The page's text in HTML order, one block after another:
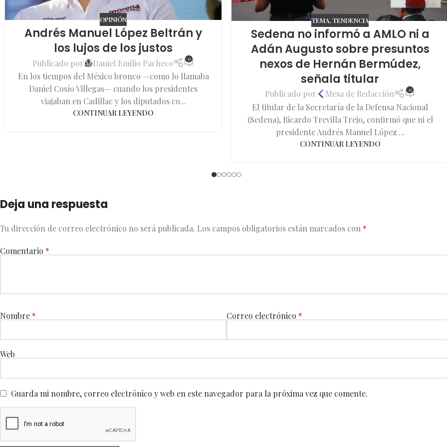
OPINIÓN
Andrés Manuel López Beltrán y
los lujos de los justos
Publicado por Daniel Emilio Pacheco 0
En los tiempos del México bronco —como lo llamaba
Daniel Cosío Villegas— cuando los presidentes
viajaban en Cadillac y los diputados co...
CONTINUAR LEYENDO
TEMA, TENDENCIA
Sedena no informó a AMLO ni a
Adán Augusto sobre presuntos
nexos de Hernán Bermúdez,
señala titular
Publicado por Mesa de Redacción 0
El titular de la Secretaría de la Defensa Nacional
(Sedena), Ricardo Trevilla Trejo, confirmó que ni el
presidente Andrés Manuel López ...
CONTINUAR LEYENDO
Deja una respuesta
Tu dirección de correo electrónico no será publicada. Los campos obligatorios están marcados con *
Comentario *
Nombre * Correo electrónico *
Web
Guarda mi nombre, correo electrónico y web en este navegador para la próxima vez que comente.